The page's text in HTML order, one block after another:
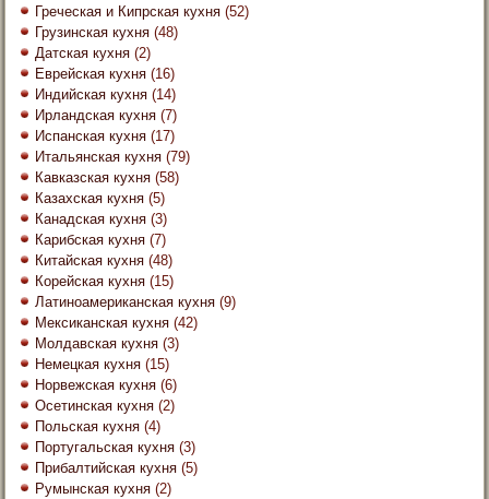
Греческая и Кипрская кухня (52)
Грузинская кухня (48)
Датская кухня (2)
Еврейская кухня (16)
Индийская кухня (14)
Ирландская кухня (7)
Испанская кухня (17)
Итальянская кухня (79)
Кавказская кухня (58)
Казахская кухня (5)
Канадская кухня (3)
Карибская кухня (7)
Китайская кухня (48)
Корейская кухня (15)
Латиноамериканская кухня (9)
Мексиканская кухня (42)
Молдавская кухня (3)
Немецкая кухня (15)
Норвежская кухня (6)
Осетинская кухня (2)
Польская кухня (4)
Португальская кухня (3)
Прибалтийская кухня (5)
Румынская кухня (2)